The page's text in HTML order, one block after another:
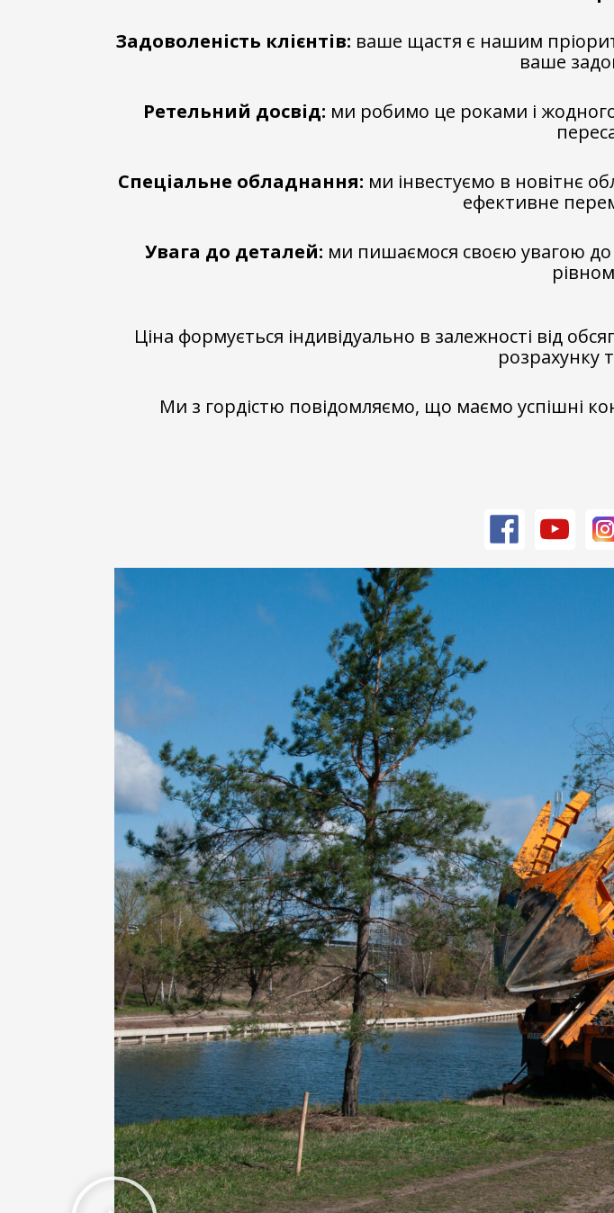
Задоволеність клієнтів: ваше щастя є нашим
ваше
Ретельний досвід: ми робимо це роками і
Спеціальне обладнання: ми інвестуємо в новітнє
ефективне
Увага до деталей: ми пишаємося своєю увагою до
Ціна формується індивідуально в залежності від
розрахунку
Ми з гордістю повідомляємо, що маємо успішні